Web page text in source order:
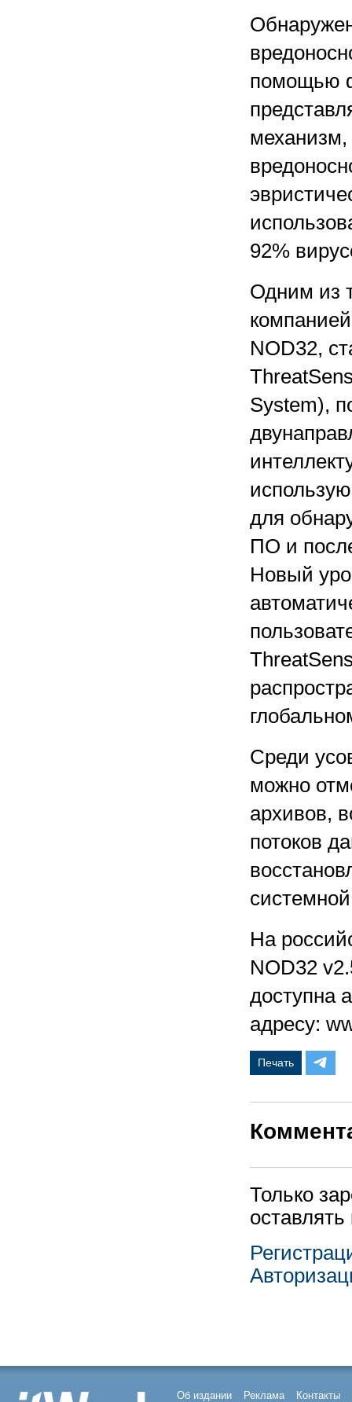
помощью
92%
Одним из
NOD32,
System),
для
ПО и
Новый
Среди
можно
архивов,
потоков
На
NOD32
доступна
адресу:
Печать
Только
Об издании Реклама Контакты